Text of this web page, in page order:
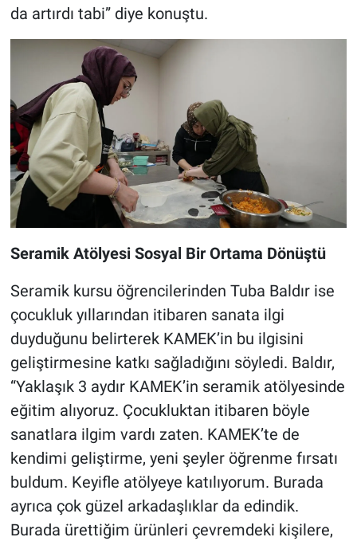
da artırdı tabi” diye konuştu.
Seramik Atölyesi Sosyal Bir Ortama Dönüştü
Seramik kursu öğrencilerinden Tuba Baldır ise
çocukluk yıllarından itibaren sanata ilgi
duyduğunu belirterek KAMEK’in bu ilgisini
geliştirmesine katkı sağladığını söyledi. Baldır,
“Yaklaşık 3 aydır KAMEK’in seramik atölyesinde
eğitim alıyoruz. Çocukluktan itibaren böyle
sanatlara ilgim vardı zaten. KAMEK’te de
kendimi geliştirme, yeni şeyler öğrenme fırsatı
buldum. Keyifle atölyeye katılıyorum. Burada
ayrıca çok güzel arkadaşlıklar da edindik.
Burada ürettiğim ürünleri çevremdeki kişilere,